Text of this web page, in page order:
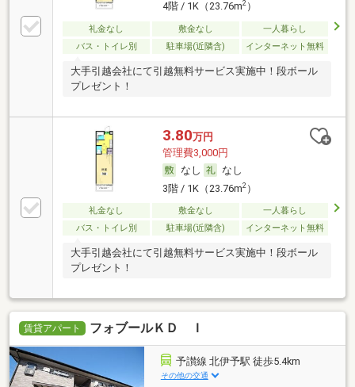
4階 / 1K（23.76m2）
礼金なし 敷金なし
一人暮らし
バス・トイレ別
駐車場(近隣含) インターネット無料
大手引越会社にて引越無料サービス実施中！段ボール
プレゼント！
3.80万円
管理費3,000円
なし
なし
3階 / 1K（23.76m2）
礼金なし 敷金なし
一人暮らし
バス・トイレ別
駐車場(近隣含) インターネット無料
大手引越会社にて引越無料サービス実施中！段ボール
プレゼント！
賃貸アパート フォブールＫＤ Ｉ
予讃線 北伊予駅 徒歩5.4km
その他の交通